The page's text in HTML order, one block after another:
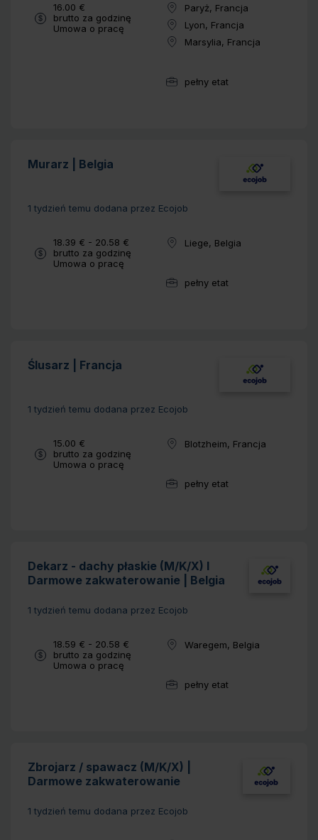
Wynagrodzenie:
16.00 €
brutto za godzinę
Typ umowy:
Umowa o pracę
Lokalizacja:
Paryż, Francja
Lokalizacja:
Lyon, Francja
Lokalizacja:
Marsylia, Francja
Wymiar pracy:
pełny etat
Murarz | Belgia
1 tydzień temu dodana przez Ecojob
Wynagrodzenie:
18.39 € - 20.58 €
brutto za godzinę
Typ umowy:
Umowa o pracę
Lokalizacja:
Liege, Belgia
Wymiar pracy:
pełny etat
Ślusarz | Francja
1 tydzień temu dodana przez Ecojob
Wynagrodzenie:
15.00 €
brutto za godzinę
Typ umowy:
Umowa o pracę
Lokalizacja:
Blotzheim, Francja
Wymiar pracy:
pełny etat
Dekarz - dachy płaskie (M/K/X) I
Darmowe zakwaterowanie | Belgia
1 tydzień temu dodana przez Ecojob
Wynagrodzenie:
18.59 € - 20.58 €
brutto za godzinę
Typ umowy:
Umowa o pracę
Lokalizacja:
Waregem, Belgia
Wymiar pracy:
pełny etat
Zbrojarz / spawacz (M/K/X) |
Darmowe zakwaterowanie
1 tydzień temu dodana przez Ecojob